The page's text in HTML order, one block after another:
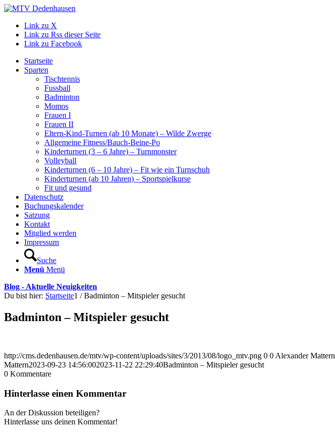
Link zu X
Link zu Rss dieser Seite
Link zu Facebook
Startseite
Sparten
Tischtennis
Fussball
Badminton
Momos
Frauen I
Frauen II
Eltern-Kind-Turnen (ab 10 Monate) – Wilde Zwerge
Allgemeine Fitness/Bauch-Beine-Po
Kinderturnen (3 – 6 Jahre) – Turnmonster
Volleyball
Kinderturnen (6 – 10 Jahre) – Fit wie ein Turnschuh
Kinderturnen (ab 10 Jahren) – Sportspielkurse
Fit und gesund
Datenschutz
Buchungskalender
Satzung
Kontakt
Mitglied werden
Impressum
Suche
Menü Menü
Blog - Aktuelle Neuigkeiten
Du bist hier: Startseite1 / Badminton – Mitspieler gesucht
Badminton – Mitspieler gesucht
http://cms.dedenhausen.de/mtv/wp-content/uploads/sites/3/2013/08/logo_mtv.png 0 0 Alexander Mattern
Mattern2023-09-23 14:56:002023-11-22 22:29:40Badminton – Mitspieler gesucht
0 Kommentare
Hinterlasse einen Kommentar
An der Diskussion beteiligen?
Hinterlasse uns deinen Kommentar!